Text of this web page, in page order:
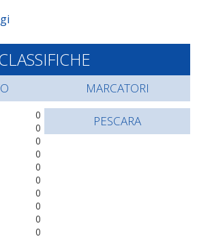
0
0
0
0
0
0
0
0
0
0
MARCATORI
PESCARA